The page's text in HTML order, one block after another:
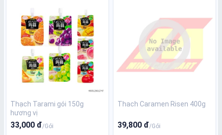
Thạch Tarami gói 150g
hương vị
33,000 đ/Gói
Thach Caramen Risen 400g
39,800 đ/Gói